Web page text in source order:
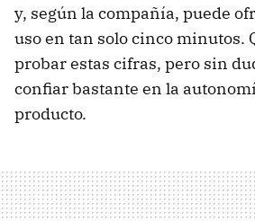
y, según la compañía, puede
uso en tan solo cinco minutos.
probar estas cifras, pero sin
confiar bastante en la
producto.